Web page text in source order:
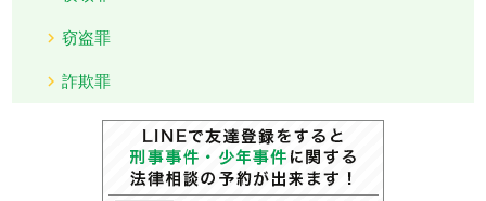
窃盗罪
詐欺罪